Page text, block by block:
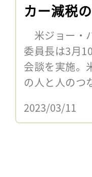
カー減税
米ジョー・
委員長は3月
会談を実施。
の人と人のつ
2023/03/11